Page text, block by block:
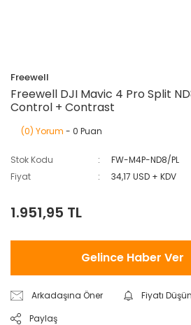
Freewell
Freewell DJI Mavic 4 Pro Split
Control + Contrast
(0) Yorum - 0 Puan
Stok Kodu
FW-M4P-ND8/PL
Fiyat
34,17 USD + KDV
1.951,95 TL
Gelince Haber Ver
Arkadaşına Öner
Fiyatı
Paylaş